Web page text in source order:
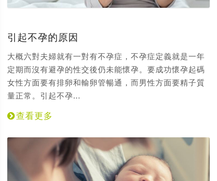
引起不孕的原因
大概六對夫婦就有一對有不孕症，不孕症定義就是一年
定期而沒有避孕的性交後仍未能懷孕。要成功懷孕起碼
女性方面要有排卵和輸卵管暢通，而男性方面要精子質
量正常。引起不孕...
查看更多